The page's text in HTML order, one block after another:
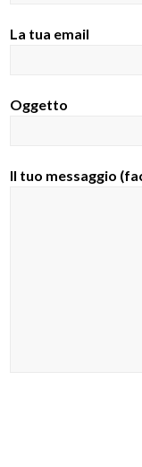
La tua email
Oggetto
Il tuo messaggio